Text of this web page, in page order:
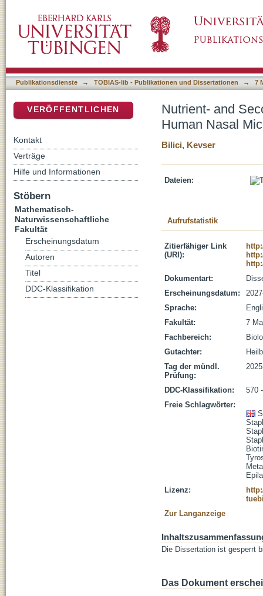
Publikationsdienste → TOBIAS-lib - Publikationen und Dissertationen → 7
Nutrient- and
Human Nasal
Bilici, Kevser
Dateien:
Aufrufstatistik
Zitierfähiger Link
(URI):
Dokumentart:
Erscheinungsdatum:
Sprache:
Fakultät:
7
Fachbereich:
Gutachter:
Tag der mündl.
Prüfung:
DDC-Klassifikation:
570
Freie Schlagwörter:
Lizenz:
Zur Langanzeige
Die Dissertation ist gesperrt
Das Dokument
VERÖFFENTLICHEN
Kontakt
Verträge
Hilfe und Informationen
Stöbern
Mathematisch-
Naturwissenschaftliche
Fakultät
Erscheinungsdatum
Autoren
Titel
DDC-Klassifikation